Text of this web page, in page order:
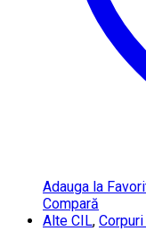
Adauga la
Compară
Alte CIL,